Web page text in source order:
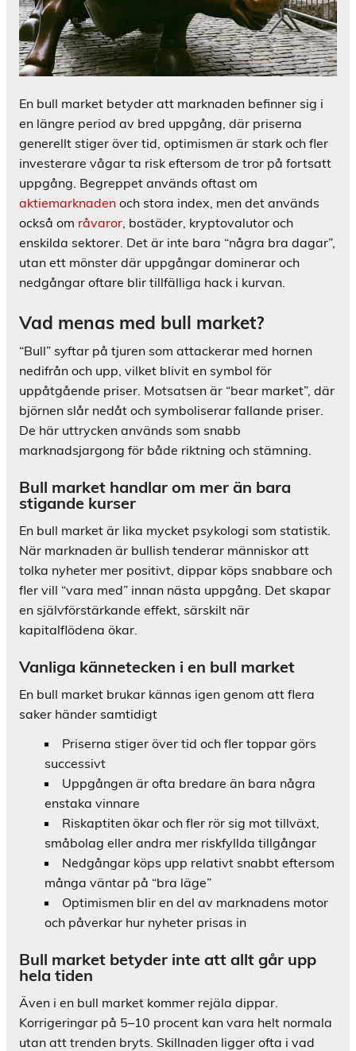
En bull market betyder att marknaden befinner sig i
en längre period av bred uppgång, där priserna
generellt stiger över tid, optimismen är stark och fler
investerare vågar ta risk eftersom de tror på fortsatt
uppgång. Begreppet används oftast om
aktiemarknaden och stora index, men det används
också om råvaror , bostäder, kryptovalutor och
enskilda sektorer. Det är inte bara “några bra dagar”,
utan ett mönster där uppgångar dominerar och
nedgångar oftare blir tillfälliga hack i kurvan.
Vad menas med bull market?
“Bull” syftar på tjuren som attackerar med hornen
nedifrån och upp, vilket blivit en symbol för
uppåtgående priser. Motsatsen är “bear market”, där
björnen slår nedåt och symboliserar fallande priser.
De här uttrycken används som snabb
marknadsjargong för både riktning och stämning.
Bull market handlar om mer än bara
stigande kurser
En bull market är lika mycket psykologi som statistik.
När marknaden är bullish tenderar människor att
tolka nyheter mer positivt, dippar köps snabbare och
fler vill “vara med” innan nästa uppgång. Det skapar
en självförstärkande effekt, särskilt när
kapitalflödena ökar.
Vanliga kännetecken i en bull market
En bull market brukar kännas igen genom att flera
saker händer samtidigt
Priserna stiger över tid och fler toppar görs
successivt
Uppgången är ofta bredare än bara några
enstaka vinnare
Riskaptiten ökar och fler rör sig mot tillväxt,
småbolag eller andra mer riskfyllda tillgångar
Nedgångar köps upp relativt snabbt eftersom
många väntar på “bra läge”
Optimismen blir en del av marknadens motor
och påverkar hur nyheter prisas in
Bull market betyder inte att allt går upp
hela tiden
Även i en bull market kommer rejäla dippar.
Korrigeringar på 5–10 procent kan vara helt normala
utan att trenden bryts. Skillnaden ligger ofta i vad